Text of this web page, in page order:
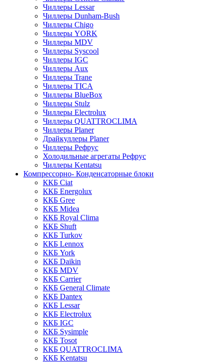
Чиллеры Lessar
Чиллеры Dunham-Bush
Чиллеры Chigo
Чиллеры YORK
Чиллеры MDV
Чиллеры Syscool
Чиллеры IGC
Чиллеры Aux
Чиллеры Trane
Чиллеры TICA
Чиллеры BlueBox
Чиллеры Stulz
Чиллеры Electrolux
Чиллеры QUATTROCLIMA
Чиллеры Planer
Драйкуллеры Planer
Чиллеры Рефрус
Холодильные агрегаты Рефрус
Чиллеры Kentatsu
Компрессорно- Конденсаторные блоки
ККБ Ciat
ККБ Energolux
ККБ Gree
ККБ Midea
ККБ Royal Clima
ККБ Shuft
ККБ Turkov
ККБ Lennox
ККБ York
ККБ Daikin
ККБ MDV
ККБ Carrier
ККБ General Climate
ККБ Dantex
ККБ Lessar
ККБ Electrolux
ККБ IGC
ККБ Sysimple
ККБ Tosot
ККБ QUATTROCLIMA
ККБ Kentatsu